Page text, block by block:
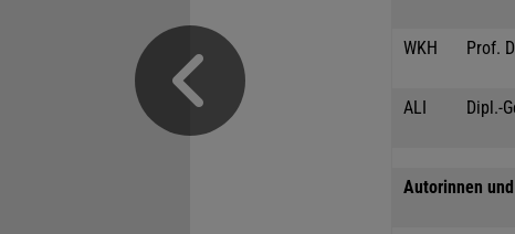
WKH Prof.
ALI Dipl.-
Autorinnen